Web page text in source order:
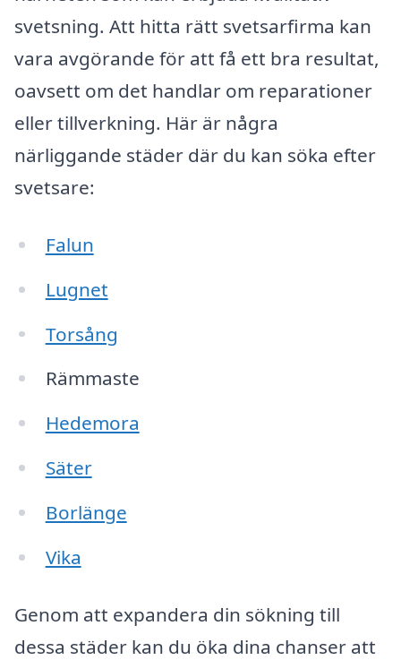
svetsning. Att hitta rätt svetsarfirma kan
vara avgörande för att få ett bra resultat,
oavsett om det handlar om reparationer
eller tillverkning. Här är några
närliggande städer där du kan söka efter
svetsare:
Falun
Lugnet
Torsång
Rämmaste
Hedemora
Säter
Borlänge
Vika
Genom att expandera din sökning till
dessa städer kan du öka dina chanser att